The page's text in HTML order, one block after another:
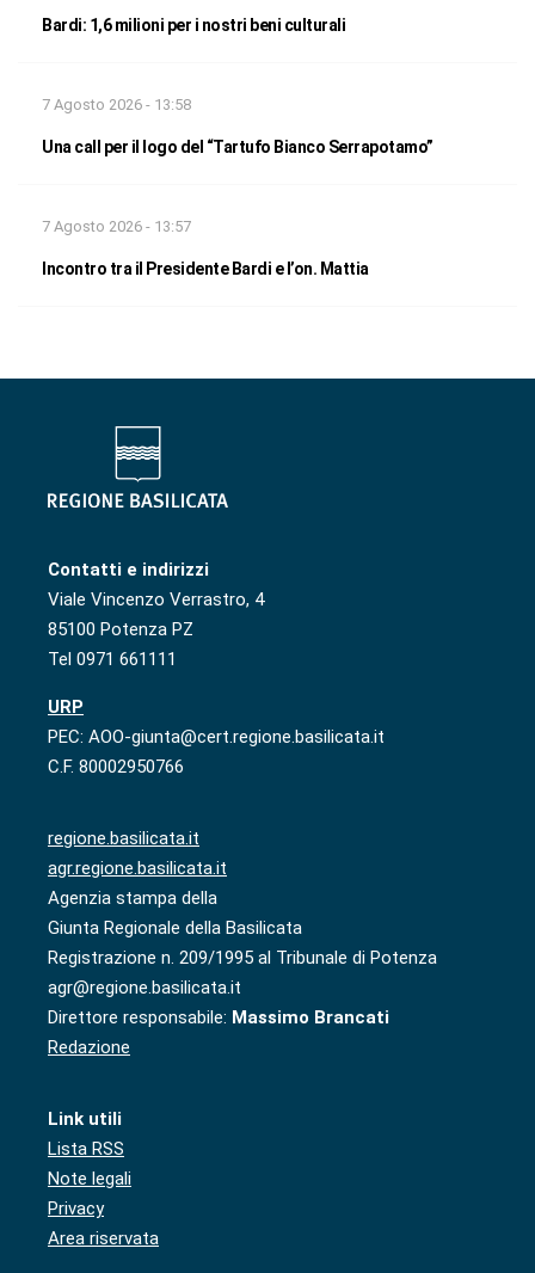
Bardi: 1,6 milioni per i nostri beni culturali
7 Agosto 2026 - 13:58
Una call per il logo del “Tartufo Bianco Serrapotamo”
7 Agosto 2026 - 13:57
Incontro tra il Presidente Bardi e l’on. Mattia
Contatti e indirizzi
Viale Vincenzo Verrastro, 4
85100 Potenza PZ
Tel 0971 661111
URP
PEC: AOO-giunta@cert.regione.basilicata.it
C.F. 80002950766
regione.basilicata.it
agr.regione.basilicata.it
Agenzia stampa della
Giunta Regionale della Basilicata
Registrazione n. 209/1995 al Tribunale di Potenza
agr@regione.basilicata.it
Direttore responsabile: Massimo Brancati
Redazione
Link utili
Lista RSS
Note legali
Privacy
Area riservata